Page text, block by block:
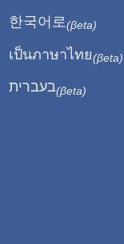
한국어로 (βeta)
เป็นภาษาไทย(βeta)
בעברית(βeta)